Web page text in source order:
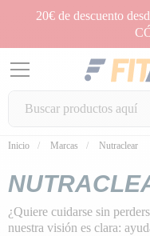
20€ de descuento
Inicio Marcas Nutraclear
¿Quiere cuidarse sin
nuestra visión es clara: